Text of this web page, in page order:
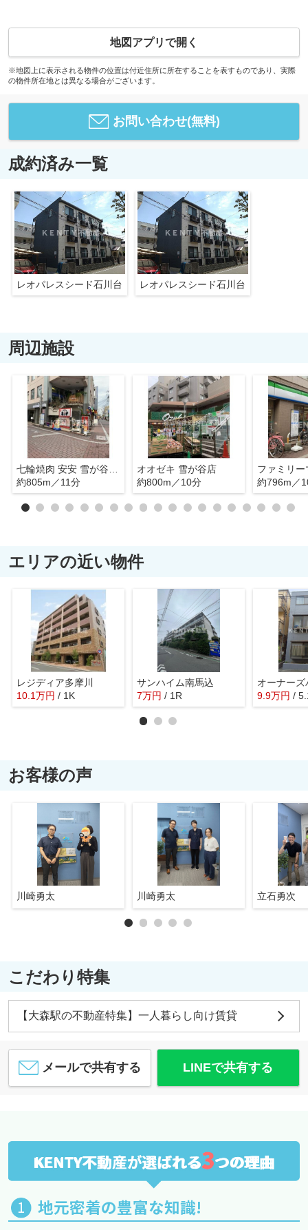
地図アプリで開く
※地図上に表示される物件の位置は付近住所に所在することを表すものであり、実際
の物件所在地とは異なる場合がございます。
お問い合わせ(無料)
成約済み一覧
レオパレスシード石川台 レオパレスシード石川台
周辺施設
約805m／11分
オオゼキ 雪が谷店
約800m／10分
約796m／
エリアの近い物件
レジディア多摩川
10.1万円 / 1K
サンハイム南馬込
7万円 / 1R 9.9万円 /
お客様の声
川崎勇太 川崎勇太 立石勇次
こだわり特集
【大森駅の不動産特集】一人暮らし向け賃貸
メールで共有する LINEで共有する
KENTY不動産が選ばれる3つの理由
地元密着の豊富な知識!